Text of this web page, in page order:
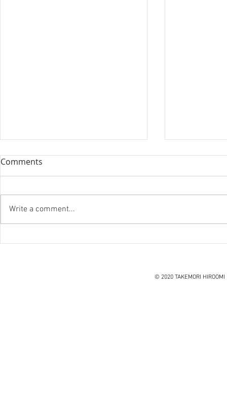
ハノイ読書会『レオナルド・
『笑う住宅
Comments
Write a comment...
© 2020 TAKEMORI